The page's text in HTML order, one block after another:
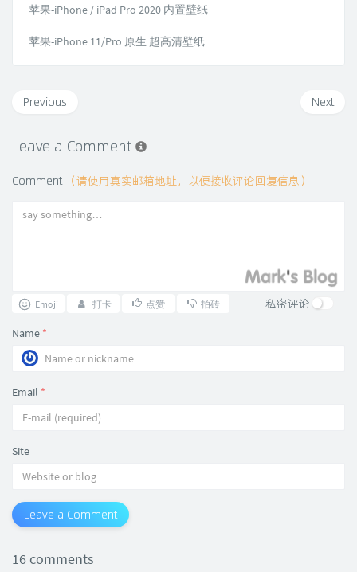
苹果-iPhone / iPad Pro 2020 内置壁纸
苹果-iPhone 11/Pro 原生 超高清壁纸
Next
Previous
Leave a Comment
Comment （请使用真实邮箱地址，以便接收评论回复信息）
Emoji 打卡 点赞 拍砖 私密评论
Name *
Email *
Site
Leave a Comment
16 comments